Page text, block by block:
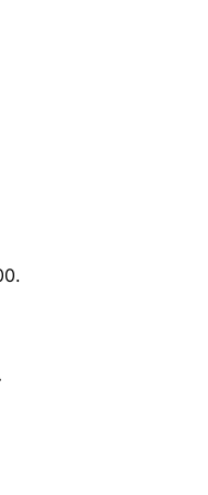
at glassets
neodym-
hæftekraft
er
pladen med
til et
kan notere
madlavningen.
en tør klud
alle spor af
og
flisevæg